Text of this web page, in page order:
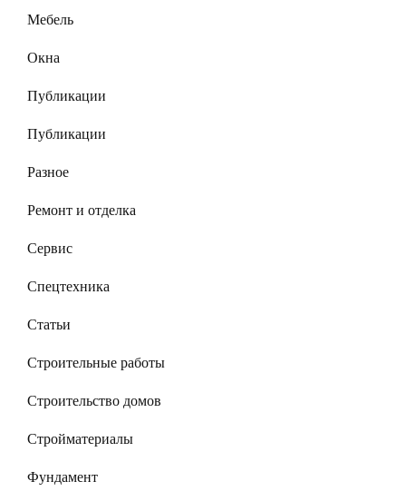
Мебель
Окна
Публикации
Публикации
Разное
Ремонт и отделка
Сервис
Спецтехника
Статьи
Строительные работы
Строительство домов
Стройматериалы
Фундамент